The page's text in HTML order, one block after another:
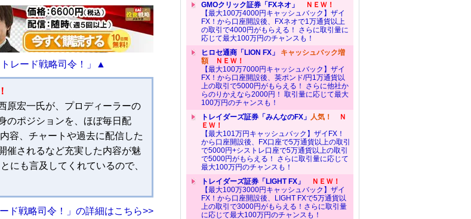
レード戦略司令！」▲
原宏一氏が、プロディーラーの
のポジションを、ほぼ毎日配
容、チャートや過去に配信した
催されるなど充実した内容が魅
にも言及してくれているので、
ド戦略司令！」の詳細はこちら>>
GMOクリック証券「FXネオ」
ＮＥＷ！
【最大100万4000円キャッシュバック】ザイ
FX！から口座開設後、FXネオで1万通貨以上
の取引で4000円がもらえる！ さらに取引量に
応じて最大100万円のチャンスも！
ヒロセ通商「LION FX」 キャッシュバック増
額ＮＥＷ！
【最大100万7000円キャッシュバック】ザイ
FX！から口座開設後、英ポンド/円1万通貨以
上の取引で5000円がもらえる！ さらに他社か
らのりかえなら2000円！ 取引量に応じて最大
100万円のチャンスも！
トレイダーズ証券「みんなのFX」 人気！
Ｎ
ＥＷ！
【最大101万円キャッシュバック】ザイFX！
から口座開設後、FX口座で5万通貨以上の取引
で5000円+シストレ口座で5万通貨以上の取引
で5000円がもらえる！ さらに取引量に応じて
最大100万円のチャンスも！
トレイダーズ証券「LIGHT FX」
ＮＥＷ！
【最大100万3000円キャッシュバック】ザイ
FX！から口座開設後、LIGHT FXで5万通貨以
上の取引で3000円がもらえる！さらに取引量
に応じて最大100万円のチャンスも！